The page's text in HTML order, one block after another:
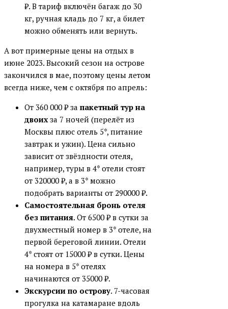
₽. В тариф включён багаж до 30
кг, ручная кладь до 7 кг, а билет
можно обменять или вернуть.
А вот примерные цены на отдых в
июне 2023. Высокий сезон на острове
закончился в мае, поэтому цены летом
всегда ниже, чем с октября по апрель:
От 360 000 ₽ за пакетный тур на
двоих за 7 ночей (перелёт из
Москвы плюс отель 5*, питание
завтрак и ужин). Цена сильно
зависит от звёздности отеля,
например, туры в 4* отели стоят
от 320000 ₽, а в 3* можно
подобрать варианты от 290000 ₽.
Самостоятельная бронь отеля
без питания. От 6500 ₽ в сутки за
двухместный номер в 3* отеле, на
первой береговой линии. Отели
4* стоят от 15000 ₽ в сутки. Цены
на номера в 5* отелях
начинаются от 35000 ₽.
Экскурсии по острову. 7-часовая
прогулка на катамаране вдоль